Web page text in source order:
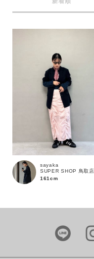
sayaka
SUPER SHOP 鳥取店
161cm